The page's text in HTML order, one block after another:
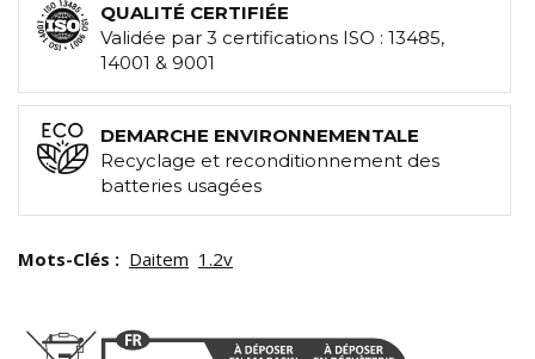
QUALITÉ CERTIFIÉE
Validée par 3 certifications ISO : 13485,
14001 & 9001
DEMARCHE ENVIRONNEMENTALE
Recyclage et reconditionnement des
batteries usagées
Mots-Clés : Daitem 1.2v